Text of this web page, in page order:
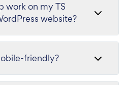
work on my TS
website?
friendly?